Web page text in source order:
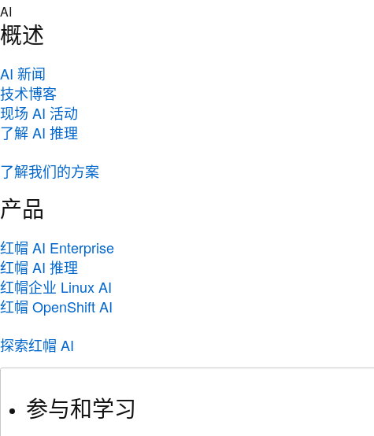
Skip
to
content
AI
概述
AI 新闻
技术博客
现场 AI 活动
了解 AI 推理
了解我们的方案
产品
红帽 AI Enterprise
红帽 AI 推理
红帽企业 Linux AI
红帽 OpenShift AI
探索红帽 AI
参与和学习